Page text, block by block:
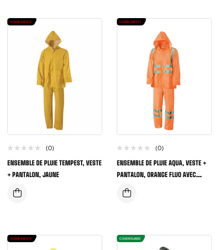
IVOIRE SAFETY
(0)
ENSEMBLE DE PLUIE TEMPEST, VESTE
+ PANTALON, JAUNE
IVOIRE SAFETY
(0)
ENSEMBLE DE PLUIE AQUA, VESTE +
PANTALON, ORANGE FLUO AVEC
BANDES REFLECHISSANTES
IVOIRE SAFETY COVERGUARD